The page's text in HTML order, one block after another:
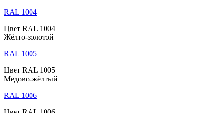
RAL 1004
Цвет RAL 1004
Жёлто-золотой
RAL 1005
Цвет RAL 1005
Медово-жёлтый
RAL 1006